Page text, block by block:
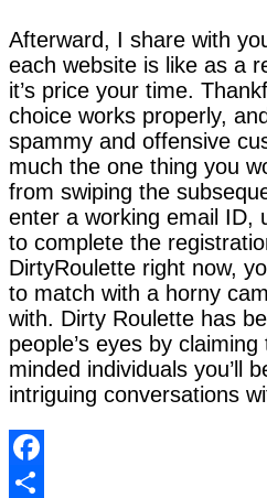
Afterward, I share with
each website is like as a
it’s price your time.
choice works properly,
spammy and offensive
much the one thing you
from swiping the
enter a working email ID,
to complete the
DirtyRoulette right now,
to match with a horny
with. Dirty Roulette has
people’s eyes by
minded individuals you’ll
intriguing conversations
Facebook